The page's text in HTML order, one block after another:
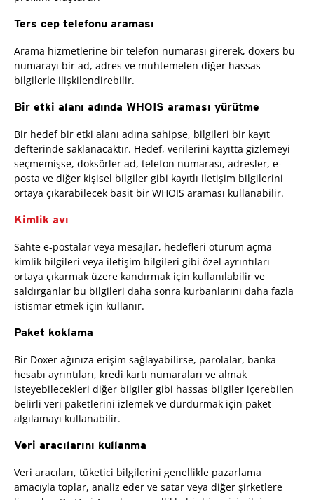
Ters cep telefonu araması
Arama hizmetlerine bir telefon numarası girerek, doxers bu
numarayı bir ad, adres ve muhtemelen diğer hassas
bilgilerle ilişkilendirebilir.
Bir etki alanı adında WHOIS araması yürütme
Bir hedef bir etki alanı adına sahipse, bilgileri bir kayıt
defterinde saklanacaktır. Hedef, verilerini kayıtta gizlemeyi
seçmemişse, doksörler ad, telefon numarası, adresler, e-
posta ve diğer kişisel bilgiler gibi kayıtlı iletişim bilgilerini
ortaya çıkarabilecek basit bir WHOIS araması kullanabilir.
Kimlik avı
Sahte e-postalar veya mesajlar, hedefleri oturum açma
kimlik bilgileri veya iletişim bilgileri gibi özel ayrıntıları
ortaya çıkarmak üzere kandırmak için kullanılabilir ve
saldırganlar bu bilgileri daha sonra kurbanlarını daha fazla
istismar etmek için kullanır.
Paket koklama
Bir Doxer ağınıza erişim sağlayabilirse, parolalar, banka
hesabı ayrıntıları, kredi kartı numaraları ve almak
isteyebilecekleri diğer bilgiler gibi hassas bilgiler içerebilen
belirli veri paketlerini izlemek ve durdurmak için paket
algılamayı kullanabilir.
Veri aracılarını kullanma
Veri aracıları, tüketici bilgilerini genellikle pazarlama
amacıyla toplar, analiz eder ve satar veya diğer şirketlere